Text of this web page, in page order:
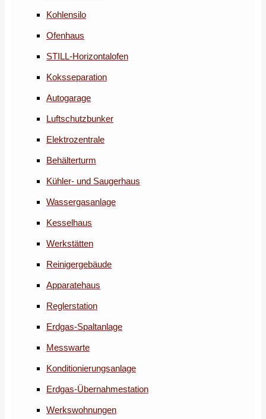
Kohlensilo
Ofenhaus
STILL-Horizontalofen
Koksseparation
Autogarage
Luftschutzbunker
Elektrozentrale
Behälterturm
Kühler- und Saugerhaus
Wassergasanlage
Kesselhaus
Werkstätten
Reinigergebäude
Apparatehaus
Reglerstation
Erdgas-Spaltanlage
Messwarte
Konditionierungsanlage
Erdgas-Übernahmestation
Werkswohnungen